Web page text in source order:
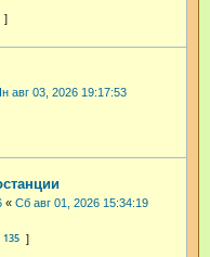
авг 03, 2026 19:17:53
« Сб авг 01, 2026 15:34:19
135